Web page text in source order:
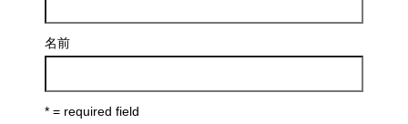
名前
* = required field